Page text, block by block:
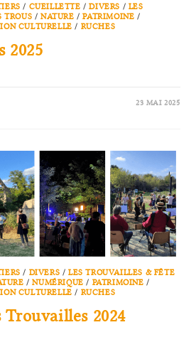
/ CUEILLETTE /DIVERS / LES
TROUS /NATURE /PATRIMOINE /
CULTURELLE / RUCHES
2025
23 MAI 2025
/ DIVERS /LES TROUVAILLES & FÊTE
/NUMÉRIQUE / PATRIMOINE /
CULTURELLE / RUCHES
2024